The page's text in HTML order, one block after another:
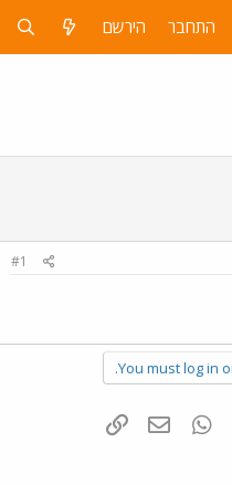
התחבר הירשם
#1
You must log in
Tumblr
WhatsAppדואר אלקטרוני